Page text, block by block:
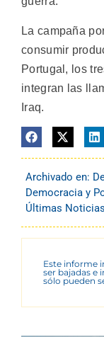
La campaña
consumir
Portugal, los
integran las
Iraq.
Archivado en:
Democracia y
Últimas Noticias
Este informe
ser bajadas e
sólo pueden